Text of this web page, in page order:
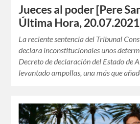
Jueces al poder [Pere
Última Hora,
La reciente sentencia del Tribunal
declara inconstitucionales unos
Decreto de declaración del Estado de
levantado ampollas, una más que